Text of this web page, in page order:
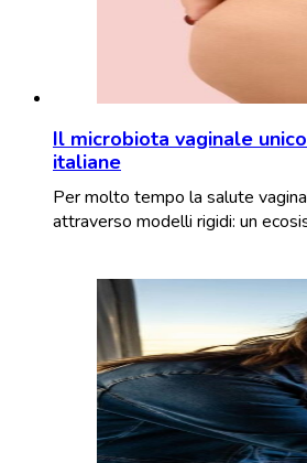
Il microbiota vaginale
italiane
Per molto tempo la salute
attraverso modelli rigidi: un